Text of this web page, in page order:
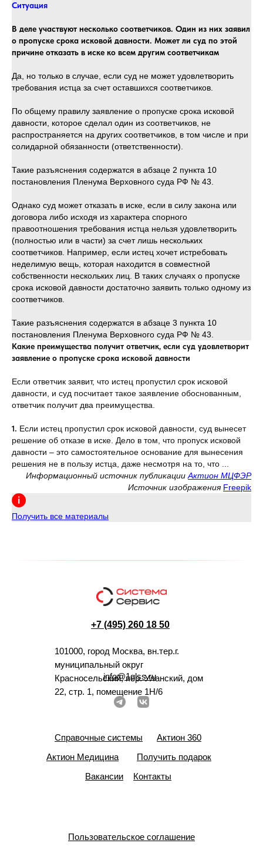
Ситуация
В деле участвуют несколько соответчиков. Один из них заявил
о пропуске срока исковой давности. Может ли суд по этой
причине отказать в иске ко всем другим соответчикам
Да, но только в случае, если суд не может удовлетворить
требования истца за счет оставшихся соответчиков.
По общему правилу заявление о пропуске срока исковой
давности, которое сделал один из соответчиков, не
распространяется на других соответчиков, в том числе и при
солидарной обязанности (ответственности).
Такие разъяснения содержатся в абзаце 2 пункта 10
постановления Пленума Верховного суда РФ № 43.
Однако суд может отказать в иске, если в силу закона или
договора либо исходя из характера спорного
правоотношения требования истца нельзя удовлетворить
(полностью или в части) за счет лишь нескольких
соответчиков. Например, если истец хочет истребовать
неделимую вещь, которая находится в совместной
собственности нескольких лиц. В таких случаях о пропуске
срока исковой давности достаточно заявить только одному из
соответчиков.
Такие разъяснения содержатся в абзаце 3 пункта 10
постановления Пленума Верховного суда РФ № 43.
Какие преимущества получит ответчик, если суд удовлетворит
заявление о пропуске срока исковой давности
Если ответчик заявит, что истец пропустил срок исковой
давности, и суд посчитает такое заявление обоснованным,
ответчик получит два преимущества.
1. Если истец пропустил срок исковой давности, суд вынесет
решение об отказе в иске. Дело в том, что пропуск исковой
давности – это самостоятельное основание для вынесения
решения не в пользу истца, даже несмотря на то, что ...
Информационный источник публикации Актион МЦФЭР
Источник изображения Freepik
Получить все материалы
+7 (495) 260 18 50
101000, город Москва, вн.тер.г.
муниципальный округ
Красносельский, пер. Уланский, дом
22, стр. 1, помещение 1Н/6
info@1glss.ru
Справочные системы
Актион 360
Актион Медицина
Получить подарок
Вакансии
Контакты
Пользовательское соглашение